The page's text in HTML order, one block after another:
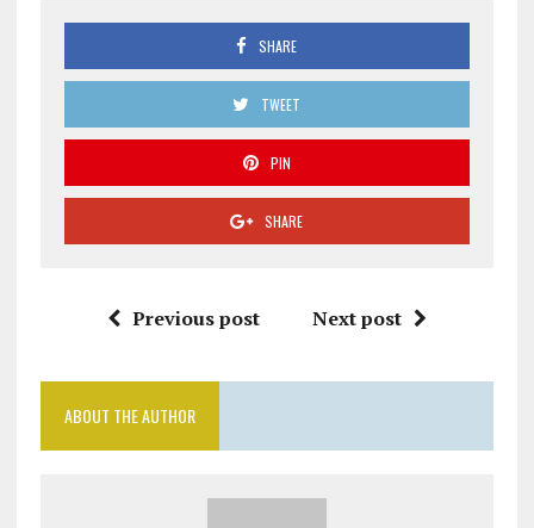
SHARE
TWEET
PIN
SHARE
Previous post Next post
ABOUT THE AUTHOR